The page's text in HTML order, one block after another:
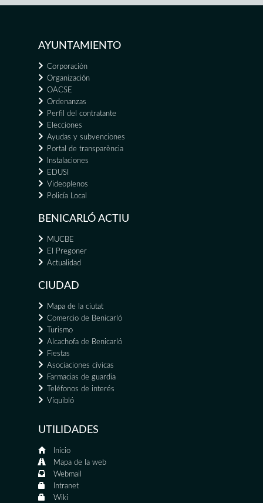
AYUNTAMIENTO
Corporación
Organización
OACSE
Ordenanzas
Perfil del contratante
Elecciones
Ayudas y subvenciones
Portal de transparència
Instalaciones
EDUSI
Videoplenos
Policía Local
BENICARLÓ ACTIU
MUCBE
El Pregoner
Actualidad
CIUDAD
Mapa de la ciutat
Comercio de Benicarló
Turismo
Alcachofa de Benicarló
Fiestas
Asociaciones cívicas
Farmacias de guardia
Teléfonos de interés
Viquibló
UTILIDADES
Inicio
Mapa de la web
Webmail
Intranet
Wiki